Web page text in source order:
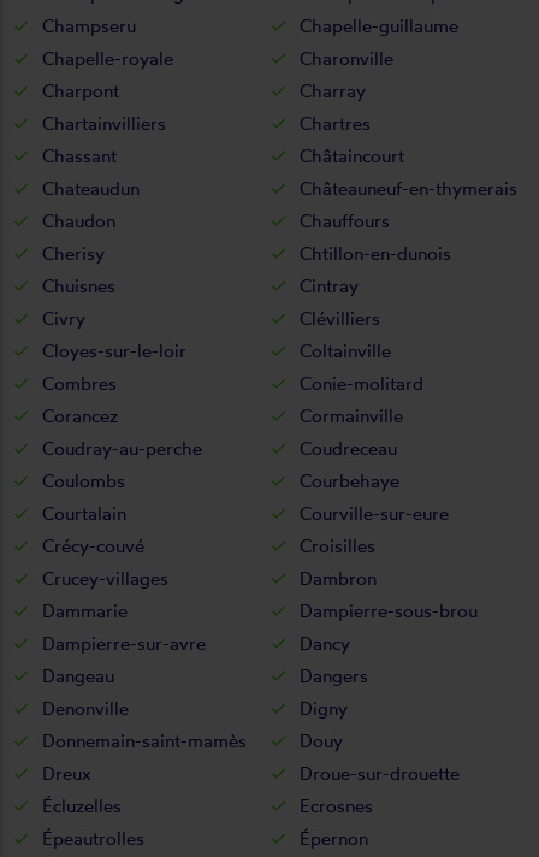
Champseru
Chapelle-guillaume
Chapelle-royale
Charonville
Charpont
Charray
Chartainvilliers
Chartres
Chassant
Châtaincourt
Chateaudun
Châteauneuf-en-thymerais
Chaudon
Chauffours
Cherisy
Chtillon-en-dunois
Chuisnes
Cintray
Civry
Clévilliers
Cloyes-sur-le-loir
Coltainville
Combres
Conie-molitard
Corancez
Cormainville
Coudray-au-perche
Coudreceau
Coulombs
Courbehaye
Courtalain
Courville-sur-eure
Crécy-couvé
Croisilles
Crucey-villages
Dambron
Dammarie
Dampierre-sous-brou
Dampierre-sur-avre
Dancy
Dangeau
Dangers
Denonville
Digny
Donnemain-saint-mamès
Douy
Dreux
Droue-sur-drouette
Écluzelles
Ecrosnes
Épeautrolles
Épernon